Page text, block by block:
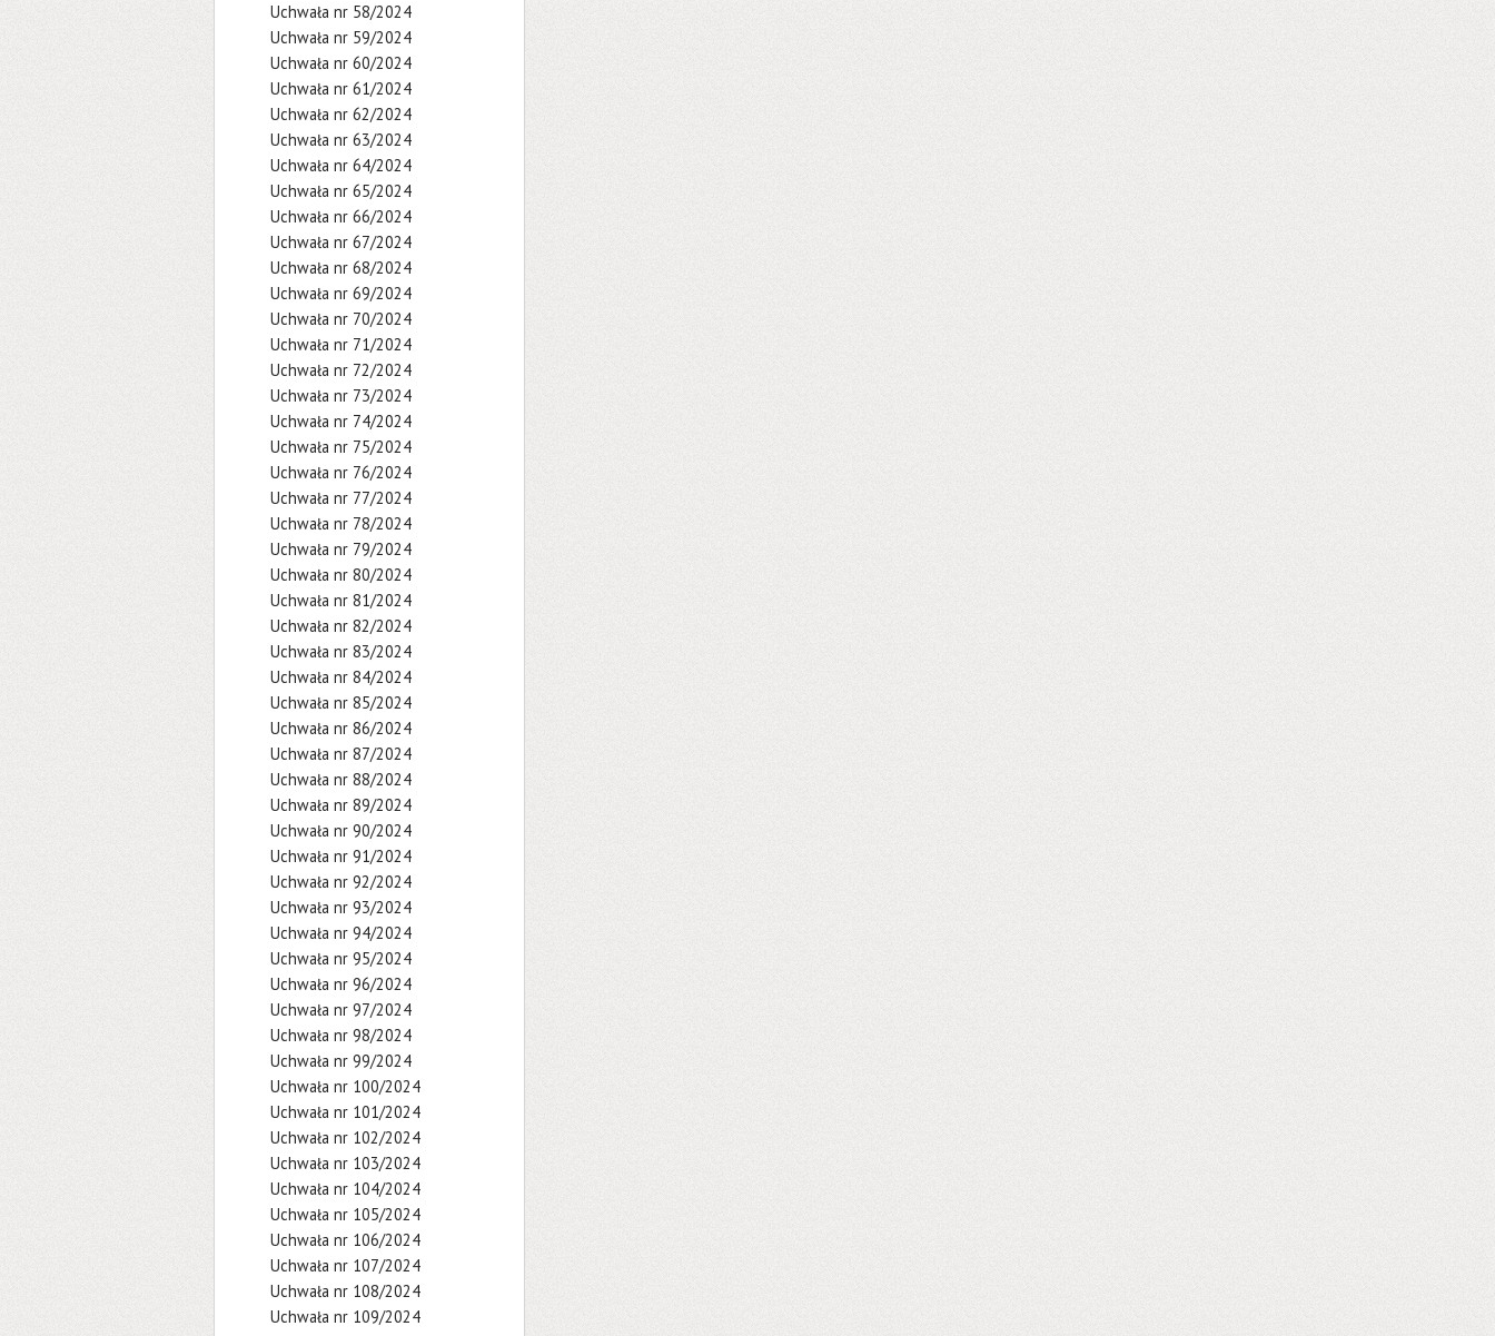
Uchwała nr 58/2024
Uchwała nr 59/2024
Uchwała nr 60/2024
Uchwała nr 61/2024
Uchwała nr 62/2024
Uchwała nr 63/2024
Uchwała nr 64/2024
Uchwała nr 65/2024
Uchwała nr 66/2024
Uchwała nr 67/2024
Uchwała nr 68/2024
Uchwała nr 69/2024
Uchwała nr 70/2024
Uchwała nr 71/2024
Uchwała nr 72/2024
Uchwała nr 73/2024
Uchwała nr 74/2024
Uchwała nr 75/2024
Uchwała nr 76/2024
Uchwała nr 77/2024
Uchwała nr 78/2024
Uchwała nr 79/2024
Uchwała nr 80/2024
Uchwała nr 81/2024
Uchwała nr 82/2024
Uchwała nr 83/2024
Uchwała nr 84/2024
Uchwała nr 85/2024
Uchwała nr 86/2024
Uchwała nr 87/2024
Uchwała nr 88/2024
Uchwała nr 89/2024
Uchwała nr 90/2024
Uchwała nr 91/2024
Uchwała nr 92/2024
Uchwała nr 93/2024
Uchwała nr 94/2024
Uchwała nr 95/2024
Uchwała nr 96/2024
Uchwała nr 97/2024
Uchwała nr 98/2024
Uchwała nr 99/2024
Uchwała nr 100/2024
Uchwała nr 101/2024
Uchwała nr 102/2024
Uchwała nr 103/2024
Uchwała nr 104/2024
Uchwała nr 105/2024
Uchwała nr 106/2024
Uchwała nr 107/2024
Uchwała nr 108/2024
Uchwała nr 109/2024